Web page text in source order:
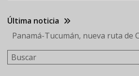
Última noticia
Panamá-Tucumán, nueva ruta de
Buscar